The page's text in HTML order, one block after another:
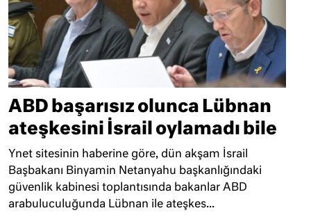
ABD başarısız olunca Lübnan
ateşkesini İsrail oylamadı bile
Ynet sitesinin haberine göre, dün akşam İsrail
Başbakanı Binyamin Netanyahu başkanlığındaki
güvenlik kabinesi toplantısında bakanlar ABD
arabuluculuğunda Lübnan ile ateşkes...